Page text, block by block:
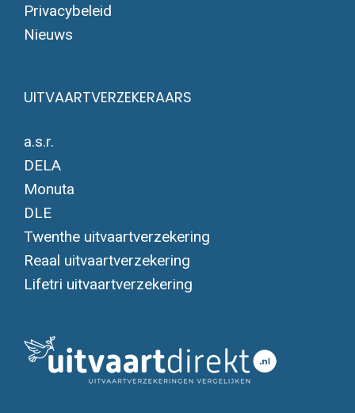
Privacybeleid
Nieuws
UITVAARTVERZEKERAARS
a.s.r.
DELA
Monuta
DLE
Twenthe uitvaartverzekering
Reaal uitvaartverzekering
Lifetri uitvaartverzekering